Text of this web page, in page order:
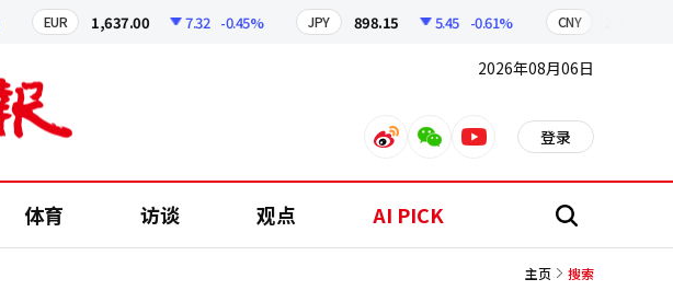
EUR 1,637.00 7.32 -0.45% JPY 898.15 5.45 -0.61% CNY
2026年08月06日
weiboweixinyoutube 登录
体育 访谈 观点 AI PICK 搜
主页 搜索